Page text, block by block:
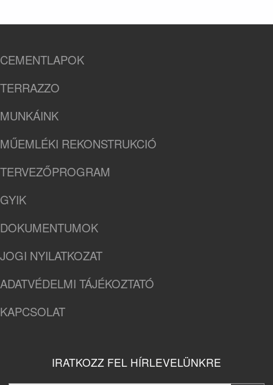
CEMENTLAPOK
TERRAZZO
MUNKÁINK
MŰEMLÉKI REKONSTRUKCIÓ
TERVEZŐPROGRAM
GYIK
DOKUMENTUMOK
JOGI NYILATKOZAT
ADATVÉDELMI TÁJÉKOZTATÓ
KAPCSOLAT
IRATKOZZ FEL HÍRLEVELÜNKRE